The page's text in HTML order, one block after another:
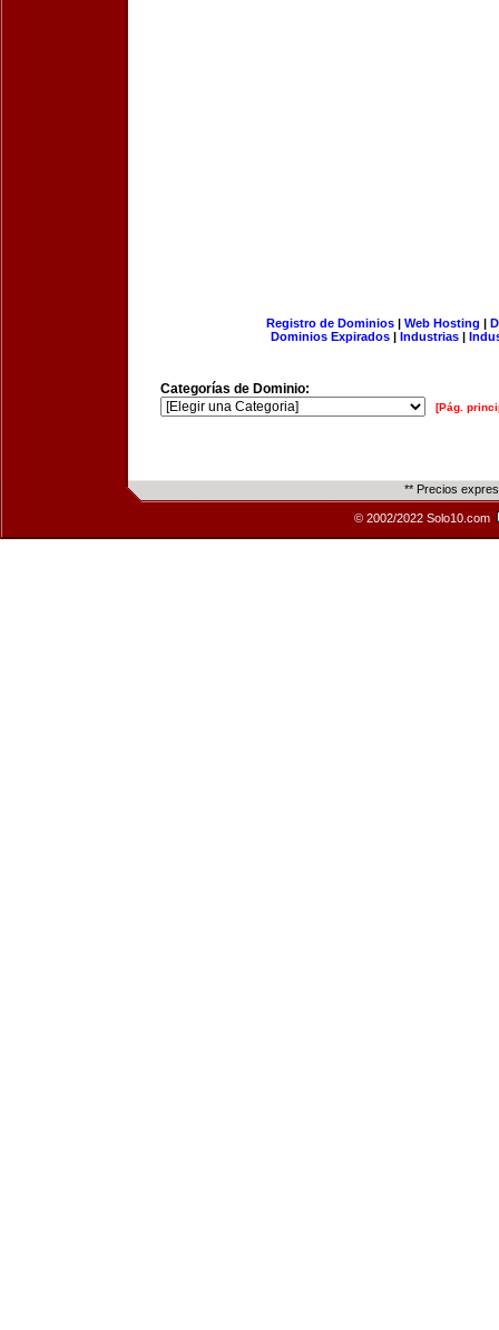
Registro de Dominios| Web Hosting |
Dominios Expirados | Industrias |
Categorías de Dominio:
[Pág.
** Precios
© 2002/2022 Solo10.com